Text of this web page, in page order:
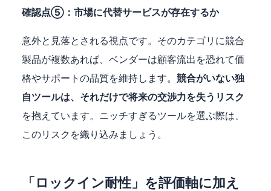
確認点⑤：市場に代替サービスが存在するか
意外と見落とされる視点です。そのカテゴリに競合
製品が複数あれば、ベンダーは顧客流出を恐れて価
格やサポートの品質を維持します。 競合がいない独
自ツールは、それだけで将来の交渉力を失うリスク
を抱えています。ニッチすぎるツールを選ぶ際は、
このリスクを織り込みましょう。
「ロックイン耐性」を評価軸に加え